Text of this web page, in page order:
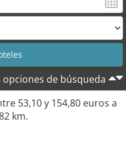
6
9
10
opciones de búsqueda
53,10y 154,80 euros a
km.